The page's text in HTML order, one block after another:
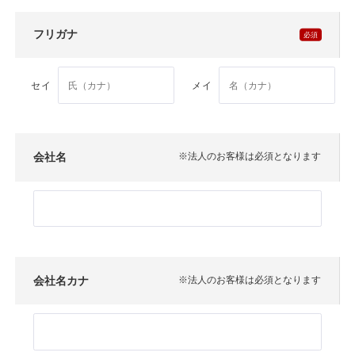
フリガナ
セイ メイ
会社名 ※法人のお客様は必須となります
会社名カナ ※法人のお客様は必須となります